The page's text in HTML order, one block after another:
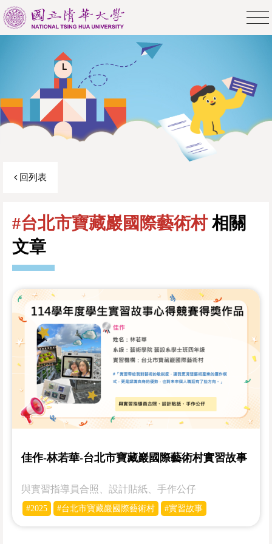
回列表
#台北市寶藏巖國際藝術村相關
文章
佳作-林若華-台北市寶藏巖國際藝術村實習故事
與實習指導員合照、設計貼紙、手作公仔
#2025 #台北市寶藏巖國際藝術村 #實習故事